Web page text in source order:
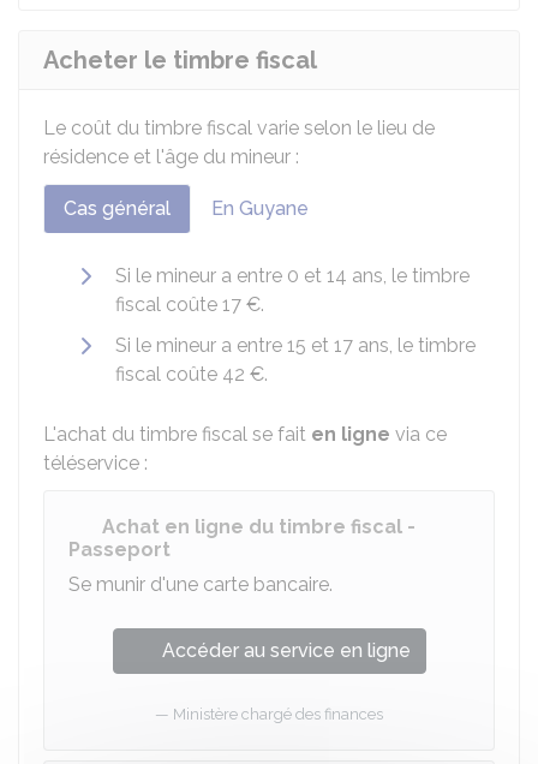
Acheter le timbre fiscal
Le coût du timbre fiscal varie selon le lieu de
résidence et l'âge du mineur :
Cas général En Guyane
Si le mineur a entre 0 et 14 ans, le timbre
fiscal coûte 17 €.
Si le mineur a entre 15 et 17 ans, le timbre
fiscal coûte 42 €.
L'achat du timbre fiscal se fait en ligne via ce
téléservice :
Achat en ligne du timbre fiscal -
Passeport
Se munir d'une carte bancaire.
Accéder au service en ligne
Ministère chargé des finances